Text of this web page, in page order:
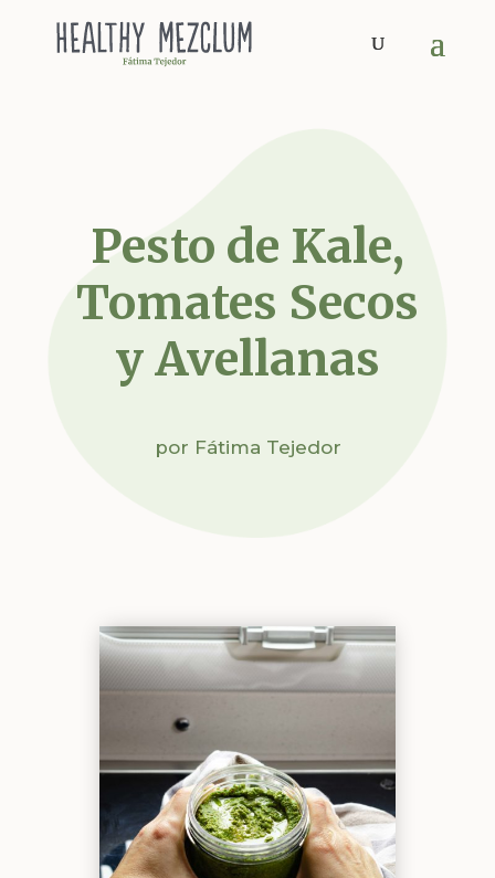
Pesto de Kale,
Tomates Secos
y Avellanas
por Fátima Tejedor